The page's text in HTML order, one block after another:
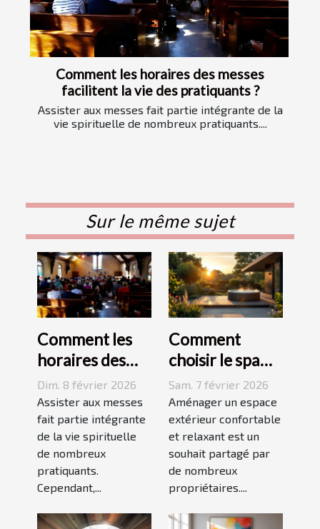
Comment les horaires des messes
facilitent la vie des pratiquants ?
Assister aux messes fait partie intégrante de la
vie spirituelle de nombreux pratiquants....
Sur le même sujet
Comment les
horaires des
messes
facilitent la vie
des pratiquants
?
Dim. 8 février 2026
Assister aux messes
fait partie intégrante
de la vie spirituelle
de nombreux
pratiquants.
Cependant,...
Comment
choisir le spa
idéal pour
votre espace
extérieur ?
Sam. 7 février 2026
Aménager un espace
extérieur confortable
et relaxant est un
souhait partagé par
de nombreux
propriétaires....